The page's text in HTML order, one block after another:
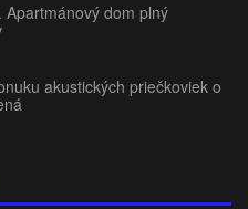
Apartmánový dom plný
akustických priečkoviek o